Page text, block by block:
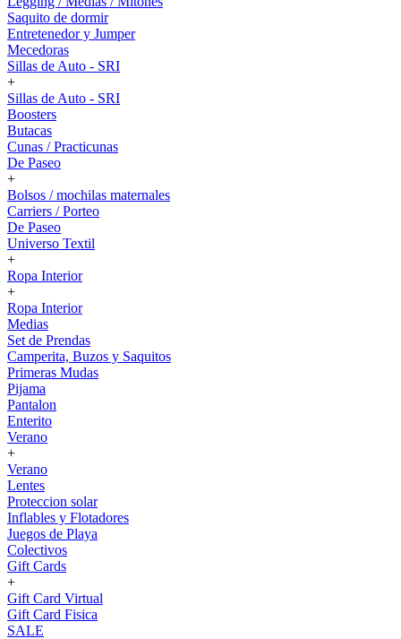
Saquito de dormir
Entretenedor y Jumper
Mecedoras
Sillas de Auto - SRI
+
Sillas de Auto - SRI
Boosters
Butacas
Cunas / Practicunas
De Paseo
+
Bolsos / mochilas maternales
Carriers / Porteo
De Paseo
Universo Textil
+
Ropa Interior
+
Ropa Interior
Medias
Set de Prendas
Camperita, Buzos y Saquitos
Primeras Mudas
Pijama
Pantalon
Enterito
Verano
+
Verano
Lentes
Proteccion solar
Inflables y Flotadores
Juegos de Playa
Colectivos
Gift Cards
+
Gift Card Virtual
Gift Card Fisica
SALE